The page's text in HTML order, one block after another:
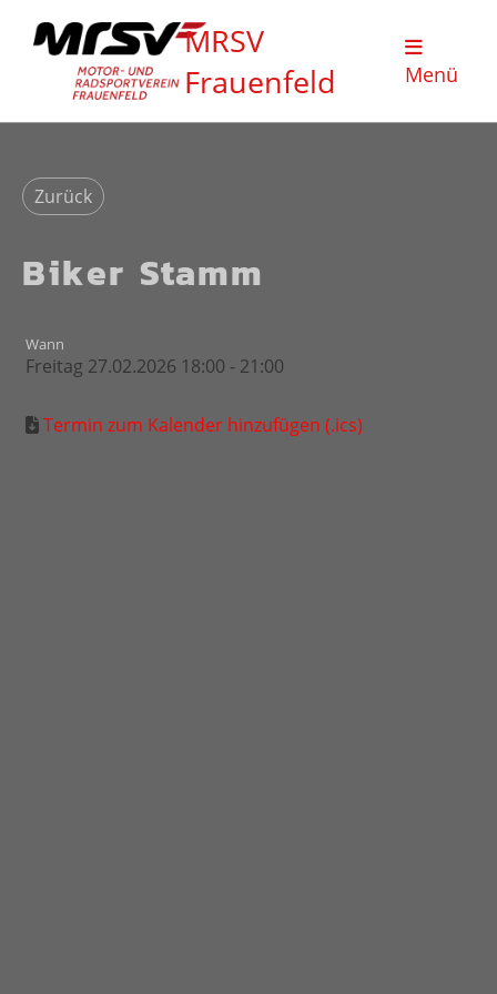
MRSV
Frauenfeld
Menü
Zurück
Biker Stamm
Wann
Freitag 27.02.2026 18:00 - 21:00
Termin zum Kalender hinzufügen (.ics)